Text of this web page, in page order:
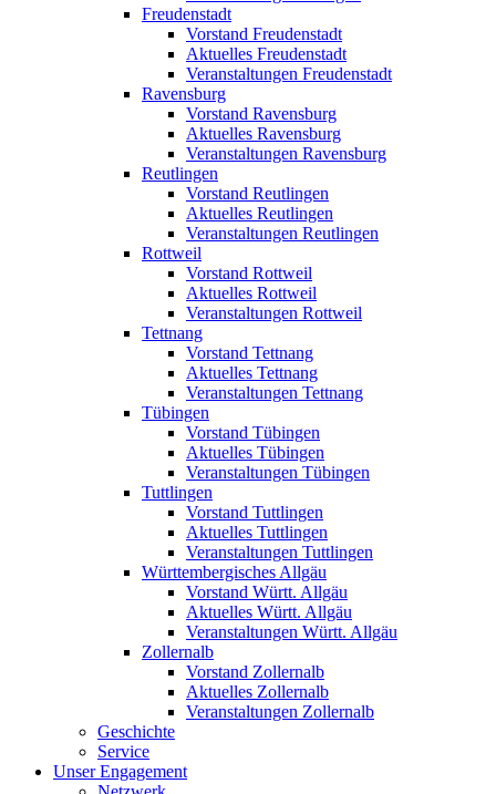
Freudenstadt
Vorstand Freudenstadt
Aktuelles Freudenstadt
Veranstaltungen Freudenstadt
Ravensburg
Vorstand Ravensburg
Aktuelles Ravensburg
Veranstaltungen Ravensburg
Reutlingen
Vorstand Reutlingen
Aktuelles Reutlingen
Veranstaltungen Reutlingen
Rottweil
Vorstand Rottweil
Aktuelles Rottweil
Veranstaltungen Rottweil
Tettnang
Vorstand Tettnang
Aktuelles Tettnang
Veranstaltungen Tettnang
Tübingen
Vorstand Tübingen
Aktuelles Tübingen
Veranstaltungen Tübingen
Tuttlingen
Vorstand Tuttlingen
Aktuelles Tuttlingen
Veranstaltungen Tuttlingen
Württembergisches Allgäu
Vorstand Württ. Allgäu
Aktuelles Württ. Allgäu
Veranstaltungen Württ. Allgäu
Zollernalb
Vorstand Zollernalb
Aktuelles Zollernalb
Veranstaltungen Zollernalb
Geschichte
Service
Unser Engagement